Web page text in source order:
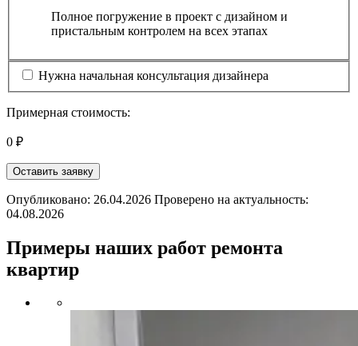
Полное погружение в проект с дизайном и
пристальным контролем на всех этапах
Нужна начальная консультация дизайнера
Примерная стоимость:
0 ₽
Оставить заявку
Опубликовано: 26.04.2026 Проверено на актуальность:
04.08.2026
Примеры наших работ ремонта
квартир